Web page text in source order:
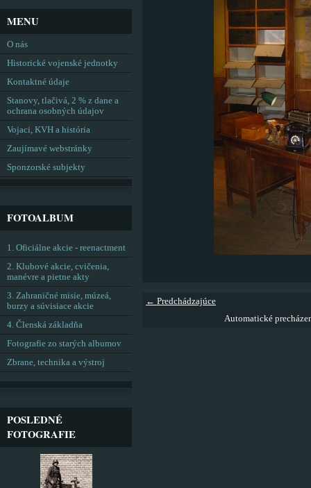
← Predchádzajúce
Automatické
MENU
O nás
Historické vojenské jednotky
Kontaktné údaje
Stanovy, tlačivá, 2 % z dane a
ochrana osobných údajov
Vojaci, KVH a história
Zaujímavé webstránky
Sponzorské subjekty
FOTOALBUM
1. Oficiálne akcie - reenactment
2. Klubové akcie, cvičenia,
manévre a pietne akty
3. Zahraničné misie, múzeá,
burzy a súvisiace akcie
4. Členská základňa
Fotografie zo starých albumov
Zbrane, technika a výstroj
POSLEDNÉ
FOTOGRAFIE